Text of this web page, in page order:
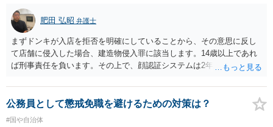
肥田 弘昭 弁護士
まずドンキが入店を拒否を明確にしていることから、その意思に反し
て店舗に侵入した場合、建造物侵入罪に該当します。14歳以上であれ
ば刑事責任を負います。その上で、顔認証システムは2年程度で削除さ
いです。そのドンキにどうしても行かないといけない理由は不明です
が、保護者に町田のドンキに連絡をして許可を貰うのが一番安全かと
公務員として懲戒免職を避けるための対策は？
#国や自治体